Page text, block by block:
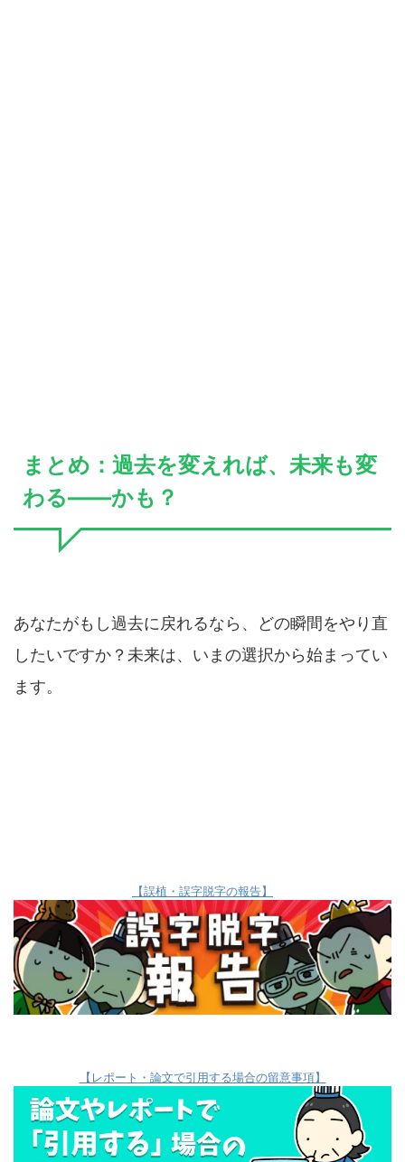
まとめ：過去を変えれば、未来も変
わる――かも？
あなたがもし過去に戻れるなら、どの瞬間をやり直
したいですか？未来は、いまの選択から始まってい
ます。
【誤植・誤字脱字の報告】
【レポート・論文で引用する場合の留意事項】